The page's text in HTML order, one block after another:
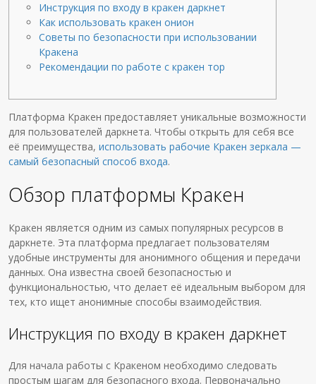
Инструкция по входу в кракен даркнет
Как использовать кракен онион
Советы по безопасности при использовании
Кракена
Рекомендации по работе с кракен тор
Платформа Кракен предоставляет уникальные возможности
для пользователей даркнета. Чтобы открыть для себя все
её преимущества,использовать рабочие Кракен зеркала —
самый безопасный способ входа.
Обзор платформы Кракен
Кракен является одним из самых популярных ресурсов в
даркнете. Эта платформа предлагает пользователям
удобные инструменты для анонимного общения и передачи
данных. Она известна своей безопасностью и
функциональностью, что делает её идеальным выбором для
тех, кто ищет анонимные способы взаимодействия.
Инструкция по входу в кракен даркнет
Для начала работы с Кракеном необходимо следовать
простым шагам для безопасного входа. Первоначально